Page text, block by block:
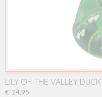
LILY OF THE VALLEY DUCK
€ 24,95